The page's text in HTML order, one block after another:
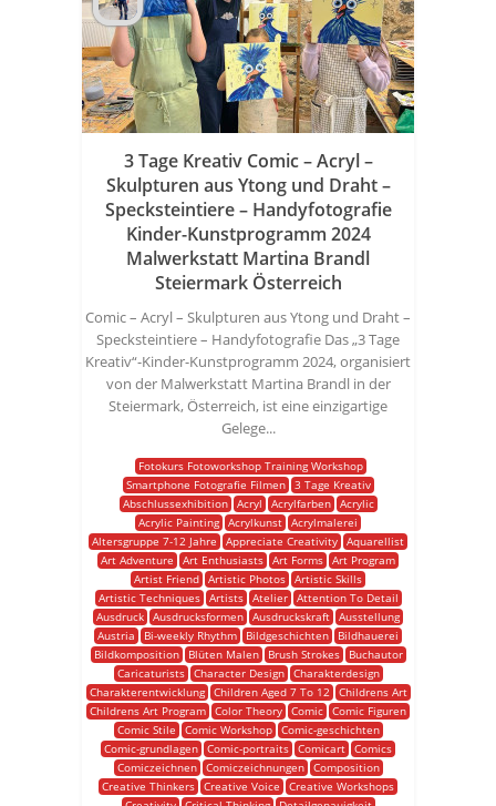
3 Tage Kreativ Comic – Acryl –
Skulpturen aus Ytong und Draht –
Specksteintiere – Handyfotografie
Kinder-Kunstprogramm 2024
Malwerkstatt Martina Brandl
Steiermark Österreich
Comic – Acryl – Skulpturen aus Ytong und Draht –
Specksteintiere – Handyfotografie Das „3 Tage
Kreativ“-Kinder-Kunstprogramm 2024, organisiert
von der Malwerkstatt Martina Brandl in der
Steiermark, Österreich, ist eine einzigartige
Gelege...
Fotokurs Fotoworkshop Training Workshop
Smartphone Fotografie Filmen
3 Tage Kreativ
Abschlussexhibition
Acryl Acrylfarben
Acrylic
Acrylic Painting Acrylkunst Acrylmalerei
Altersgruppe 7-12 Jahre
Appreciate Creativity Aquarellist
Art Adventure
Art Enthusiasts Art Forms Art Program
Artist Friend Artistic Photos Artistic Skills
Artistic Techniques
Artists Atelier
Attention To Detail
Ausdruck Ausdrucksformen Ausdruckskraft Ausstellung
Austria
Bi-weekly Rhythm Bildgeschichten
Bildhauerei
Bildkomposition
Blüten Malen Brush Strokes
Buchautor
Caricaturists
Character Design
Charakterdesign
Charakterentwicklung
Children Aged 7 To 12
Childrens Art
Childrens Art Program Color Theory Comic Comic Figuren
Comic Stile
Comic Workshop
Comic-geschichten
Comic-grundlagen Comic-portraits Comicart Comics
Comiczeichnen
Comiczeichnungen
Composition
Creative Thinkers Creative Voice
Creative Workshops